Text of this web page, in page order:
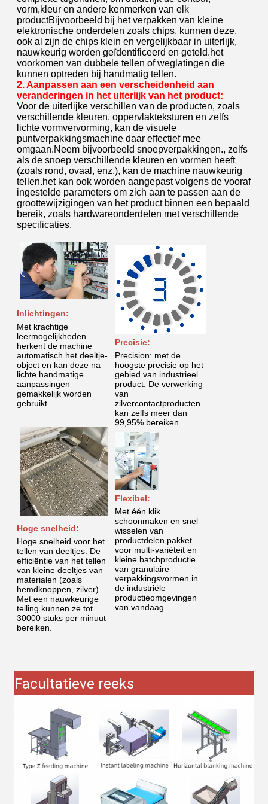
vorm,kleur en andere kenmerken van elk
productBijvoorbeeld bij het verpakken van kleine
elektronische onderdelen zoals chips, kunnen deze,
ook al zijn de chips klein en vergelijkbaar in uiterlijk,
nauwkeurig worden geïdentificeerd en geteld.het
voorkomen van dubbele tellen of weglatingen die
kunnen optreden bij handmatig tellen.
2. Aanpassen aan een verscheidenheid aan
veranderingen in het uiterlijk van het product:
Voor de uiterlijke verschillen van de producten, zoals
verschillende kleuren, oppervlakteksturen en zelfs
lichte vormvervorming, kan de visuele
puntverpakkingsmachine daar effectief mee
omgaan.Neem bijvoorbeeld snoepverpakkingen., zelfs
als de snoep verschillende kleuren en vormen heeft
(zoals rond, ovaal, enz.), kan de machine nauwkeurig
tellen.het kan ook worden aangepast volgens de vooraf
ingestelde parameters om zich aan te passen aan de
groottewijzigingen van het product binnen een bepaald
bereik, zoals hardwareonderdelen met verschillende
specificaties.
Inlichtingen:
Met krachtige
leermogelijkheden
herkent de machine
automatisch het deeltje-
object en kan deze na
lichte handmatige
aanpassingen
gemakkelijk worden
gebruikt.
Precisie:
Precision: met de
hoogste precisie op het
gebied van industrieel
product. De verwerking
van
zilvercontactproducten
kan zelfs meer dan
99,95% bereiken
Hoge snelheid:
Hoge snelheid voor het
tellen van deeltjes. De
efficiëntie van het tellen
van kleine deeltjes van
materialen (zoals
hemdknoppen, zilver)
Met een nauwkeurige
telling kunnen ze tot
30000 stuks per minuut
bereiken.
Flexibel:
Met één klik
schoonmaken en snel
wisselen van
productdelen,pakket
voor multi-variëteit en
kleine batchproductie
van granulaire
verpakkingsvormen in
de industriële
productieomgevingen
van vandaag
Facultatieve reeks